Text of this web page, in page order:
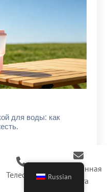
для воды: как
Телефон
Электронная
почта
Russian